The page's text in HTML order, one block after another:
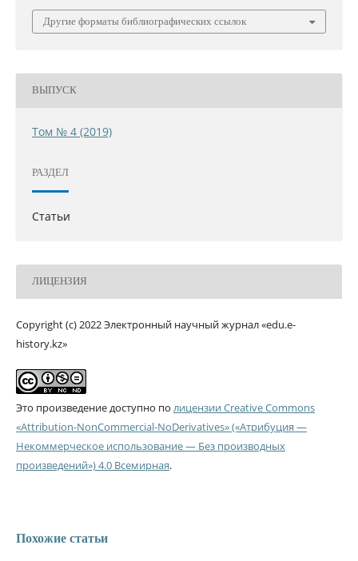
Другие форматы библиографических ссылок
ВЫПУСК
Том № 4 (2019)
РАЗДЕЛ
Статьи
ЛИЦЕНЗИЯ
Copyright (c) 2022 Электронный научный журнал «edu.e-
history.kz»
Это произведение доступно по лицензии Creative Commons
«Attribution-NonCommercial-NoDerivatives» («Атрибуция —
Некоммерческое использование — Без производных
произведений») 4.0 Всемирная.
Похожие статьи